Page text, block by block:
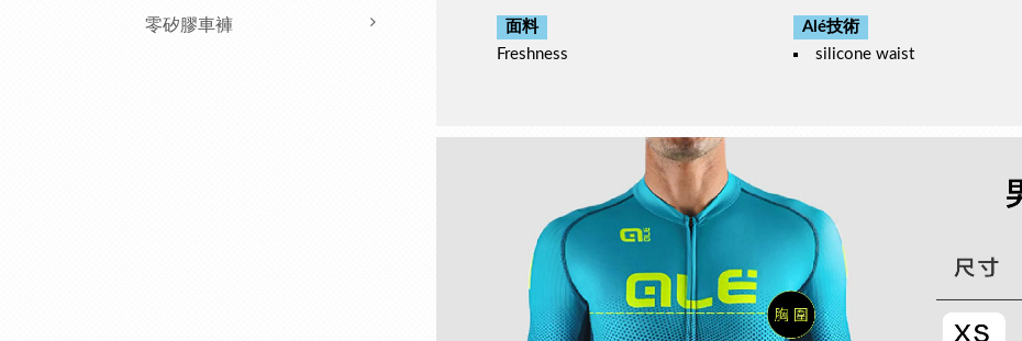
零矽膠車褲
面料
Freshness
Alé技術
silicone waist